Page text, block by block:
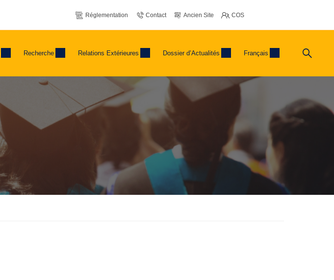
Réglementation Contact Ancien Site COS
Recherche Relations Extérieures Dossier d’Actualités Français